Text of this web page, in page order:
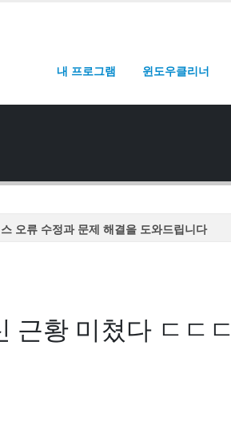
내 프로그램 윈도우클리너
오류 수정과 문제 해결을 도와드립니다
스 오류 수정과 문제 해결을 도와드립니다
근황 미쳤다 ㄷㄷㄷ